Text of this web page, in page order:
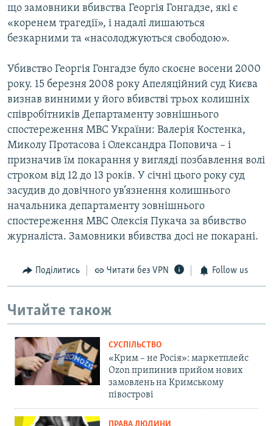
що замовники вбивства Георгія Гонгадзе, які є
«коренем трагедії», і надалі лишаються
безкарними та «насолоджуються свободою».
Убивство Георгія Гонгадзе було скоєне восени 2000
року. 15 березня 2008 року Апеляційний суд Києва
визнав винними у його вбивстві трьох колишніх
співробітників Департаменту зовнішнього
спостереження МВС України: Валерія Костенка,
Миколу Протасова і Олександра Поповича – і
призначив їм покарання у вигляді позбавлення волі
строком від 12 до 13 років. У січні цього року суд
засудив до довічного ув’язнення колишнього
начальника департаменту зовнішнього
спостереження МВС Олексія Пукача за вбивство
журналіста. Замовники вбивства досі не покарані.
Поділитись Читати без VPN Follow us
Читайте також
СУСПІЛЬСТВО
«Крим – не Росія»: маркетплейс
Ozon припинив прийом нових
замовлень на Кримському
півострові